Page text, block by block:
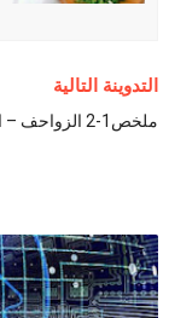
التدوينة التالية
ملخص1-2 الزواحف – الزواحف والطيور.